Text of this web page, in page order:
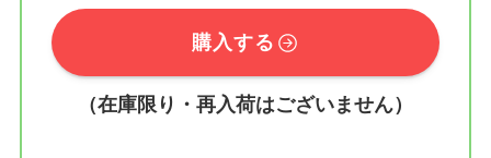
購入する
（在庫限り・再入荷はございません）